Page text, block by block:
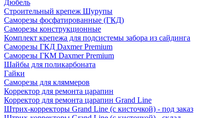
Дюбель
Строительный крепеж Шурупы
Саморeзы фосфатированные (ГКД)
Саморезы конструкционные
Комплект крепежа для подсистемы забора из сайдинга
Саморезы ГКД Daxmer Premium
Саморезы ГКМ Daxmer Premium
Шайбы для поликарбоната
Гайки
Саморезы для кляммеров
Корректор для ремонта царапин
Корректор для ремонта царапин Grand Line
Штрих-корректоры Grand Line (с кисточкой) - под заказ